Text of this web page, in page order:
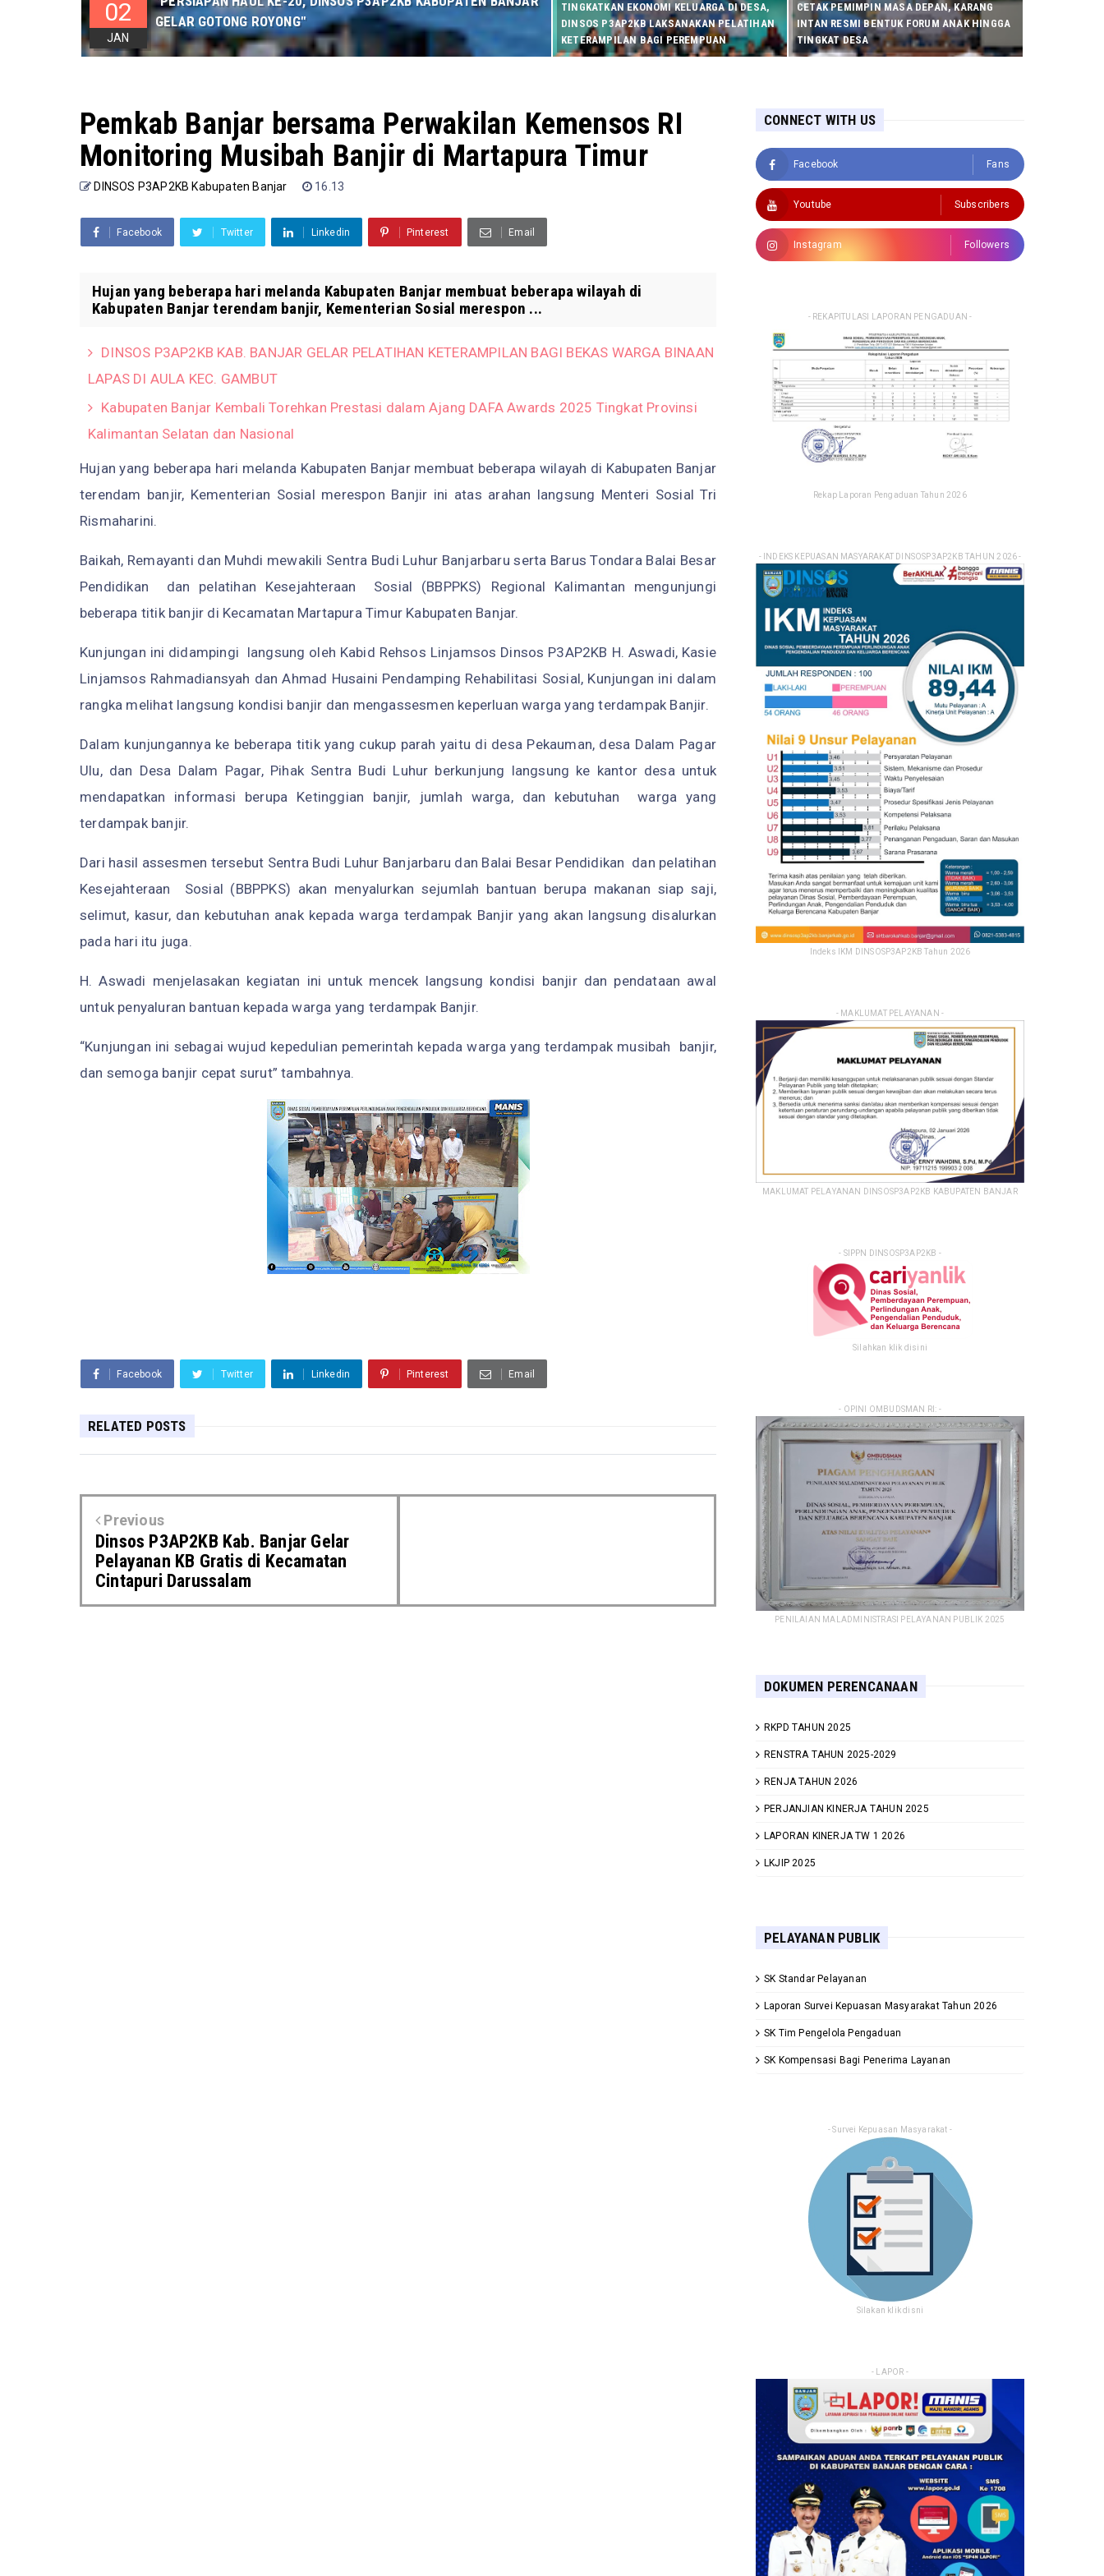
GELAR GOTONG ROYONG"
02
JAN
TINGKATKAN EKONOMI KELUARGA DI DESA,
DINSOS P3AP2KB LAKSANAKAN PELATIHAN
KETERAMPILAN BAGI PEREMPUAN
CETAK PEMIMPIN MASA DEPAN, KARANG
INTAN RESMI BENTUK FORUM ANAK HINGGA
TINGKAT DESA
Pemkab Banjar bersama Perwakilan Kemensos RI
Monitoring Musibah Banjir di Martapura Timur
DINSOS P3AP2KB Kabupaten Banjar 16.13
Facebook Twitter Linkedin Pinterest Email
Hujan yang beberapa hari melanda Kabupaten Banjar membuat beberapa wilayah di
Kabupaten Banjar terendam banjir, Kementerian Sosial merespon ...
DINSOS P3AP2KB KAB. BANJAR GELAR PELATIHAN KETERAMPILAN BAGI BEKAS WARGA BINAAN
LAPAS DI AULA KEC. GAMBUT
Kabupaten Banjar Kembali Torehkan Prestasi dalam Ajang DAFA Awards 2025 Tingkat Provinsi
Kalimantan Selatan dan Nasional
Hujan yang beberapa hari melanda Kabupaten Banjar membuat beberapa wilayah di Kabupaten Banjar
terendam banjir, Kementerian Sosial merespon Banjir ini atas arahan langsung Menteri Sosial Tri
Rismaharini.
Baikah, Remayanti dan Muhdi mewakili Sentra Budi Luhur Banjarbaru serta Barus Tondara Balai Besar
Pendidikan dan pelatihan Kesejahteraan Sosial (BBPPKS) Regional Kalimantan mengunjungi
beberapa titik banjir di Kecamatan Martapura Timur Kabupaten Banjar.
Kunjungan ini didampingi langsung oleh Kabid Rehsos Linjamsos Dinsos P3AP2KB H. Aswadi, Kasie
Linjamsos Rahmadiansyah dan Ahmad Husaini Pendamping Rehabilitasi Sosial, Kunjungan ini dalam
rangka melihat langsung kondisi banjir dan mengassesmen keperluan warga yang terdampak Banjir.
Dalam kunjungannya ke beberapa titik yang cukup parah yaitu di desa Pekauman, desa Dalam Pagar
Ulu, dan Desa Dalam Pagar, Pihak Sentra Budi Luhur berkunjung langsung ke kantor desa untuk
mendapatkan informasi berupa Ketinggian banjir, jumlah warga, dan kebutuhan warga yang
terdampak banjir.
Dari hasil assesmen tersebut Sentra Budi Luhur Banjarbaru dan Balai Besar Pendidikan dan pelatihan
Kesejahteraan Sosial (BBPPKS) akan menyalurkan sejumlah bantuan berupa makanan siap saji,
selimut, kasur, dan kebutuhan anak kepada warga terdampak Banjir yang akan langsung disalurkan
pada hari itu juga.
H. Aswadi menjelasakan kegiatan ini untuk mencek langsung kondisi banjir dan pendataan awal
untuk penyaluran bantuan kepada warga yang terdampak Banjir.
“Kunjungan ini sebagai wujud kepedulian pemerintah kepada warga yang terdampak musibah banjir,
dan semoga banjir cepat surut” tambahnya.
Facebook Twitter Linkedin Pinterest Email
RELATED POSTS
Previous
Dinsos P3AP2KB Kab. Banjar Gelar
Pelayanan KB Gratis di Kecamatan
Cintapuri Darussalam
CONNECT WITH US
Facebook Fans
Youtube Subscribers
Instagram Followers
- REKAPITULASI LAPORAN PENGADUAN -
Rekap Laporan Pengaduan Tahun 2026
- INDEKS KEPUASAN MASYARAKAT DINSOSP3AP2KB TAHUN 2026 -
Indeks IKM DINSOSP3AP2KB Tahun 2026
- MAKLUMAT PELAYANAN -
MAKLUMAT PELAYANAN DINSOSP3AP2KB KABUPATEN BANJAR
- SIPPN DINSOSP3AP2KB -
Silahkan klik disini
- OPINI OMBUDSMAN RI: -
PENILAIAN MALADMINISTRASI PELAYANAN PUBLIK 2025
DOKUMEN PERENCANAAN
RKPD TAHUN 2025
RENSTRA TAHUN 2025-2029
RENJA TAHUN 2026
PERJANJIAN KINERJA TAHUN 2025
LAPORAN KINERJA TW 1 2026
LKJIP 2025
PELAYANAN PUBLIK
SK Standar Pelayanan
Laporan Survei Kepuasan Masyarakat Tahun 2026
SK Tim Pengelola Pengaduan
SK Kompensasi Bagi Penerima Layanan
- Survei Kepuasan Masyarakat -
Silakan klik disni
- LAPOR -